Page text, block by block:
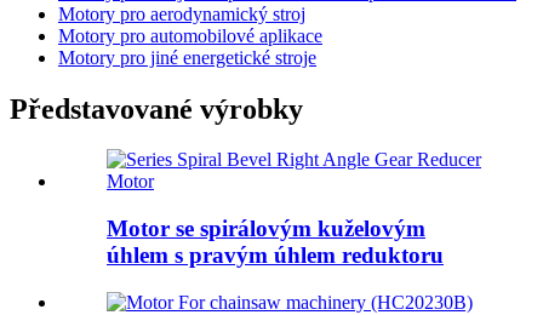
Motory pro aerodynamický stroj
Motory pro automobilové aplikace
Motory pro jiné energetické stroje
Představované výrobky
Motor se spirálovým kuželovým
úhlem s pravým úhlem reduktoru